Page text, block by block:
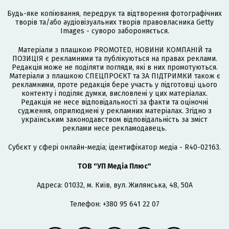
Будь-яке копіювання, передрук та відтворення фотографічних
творів та/або аудіовізуальних творів правовласника Getty
Images - суворо забороняється.
Матеріали з плашкою PROMOTED, НОВИНИ КОМПАНІЙ та
ПОЗИЦІЯ є рекламними та публікуються на правах реклами.
Редакція може не поділяти погляди, які в них промотуються.
Матеріали з плашкою СПЕЦПРОЄКТ та ЗА ПІДТРИМКИ також є
рекламними, проте редакція бере участь у підготовці цього
контенту і поділяє думки, висловлені у цих матеріалах.
Редакція не несе відповідальності за факти та оціночні
судження, оприлюднені у рекламних матеріалах. Згідно з
українським законодавством відповідальність за зміст
реклами несе рекламодавець.
Cубєкт у сфері онлайн-медіа; ідентифікатор медіа - R40-02163.
ТОВ "УП Медіа Плюс"
Адреса: 01032, м. Київ, вул. Жилянська, 48, 50А
Телефон: +380 95 641 22 07